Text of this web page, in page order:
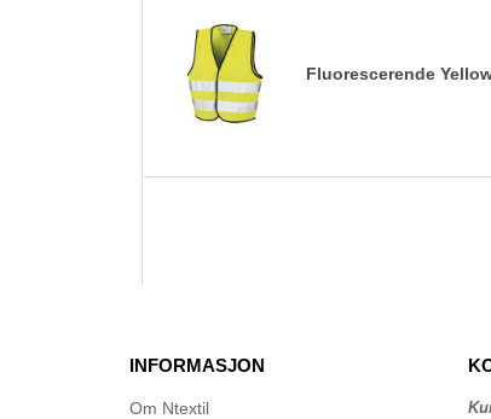
Fluorescerende
INFORMASJON
Om Ntextil